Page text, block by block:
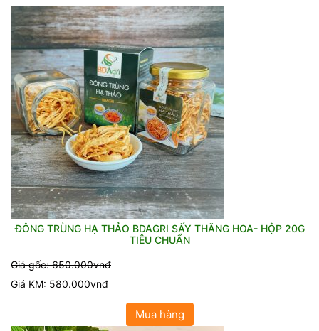
ĐÔNG TRÙNG HẠ THẢO BDAGRI SẤY THĂNG HOA- HỘP 20G
TIÊU CHUẨN
Giá gốc: 650.000vnđ
Giá KM: 580.000vnđ
Mua hàng